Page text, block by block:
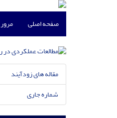
صفحه اصلی مرور
مقاله های زودآیند
شماره جاری